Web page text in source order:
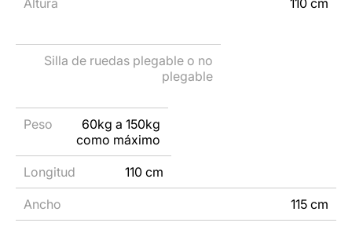
60kg a 150kg
como máximo
110 cm
115 cm